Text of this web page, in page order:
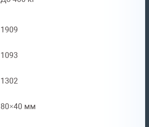
1909
1093
1302
80×40 мм